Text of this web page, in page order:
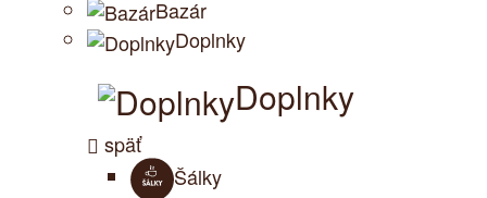
Bazár
Doplnky
Doplnky
späť
Šálky